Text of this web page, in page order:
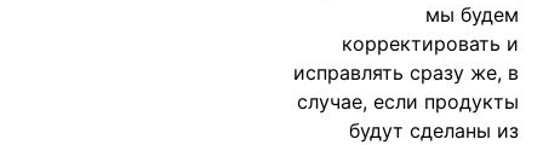
мы будем
корректировать и
исправлять сразу же, в
случае, если продукты
будут сделаны из